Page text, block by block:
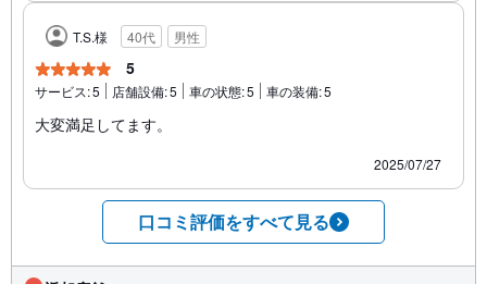
T.S.様 40代 男性
5
サービス:5 店舗設備:5 車の状態:5 車の装備:5
大変満足してます。
2025/07/27
口コミ評価をすべて見る